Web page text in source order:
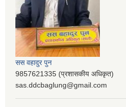
सस वहादुर पुन
9857621335 (प्रशासकीय अधिकृत)
sas.ddcbaglung@gmail.com